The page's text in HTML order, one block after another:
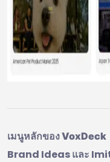
เมนูหลักของ VoxDeck
Brand Ideas และ